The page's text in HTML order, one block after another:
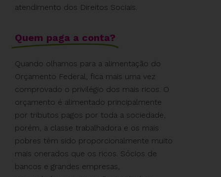
atendimento dos Direitos Sociais.
Quem paga a conta?
Quando olhamos para a alimentação do
Orçamento Federal, fica mais uma vez
comprovado o privilégio dos mais ricos. O
orçamento é alimentado principalmente
por tributos pagos por toda a sociedade,
porém, a classe trabalhadora e os mais
pobres têm sido proporcionalmente muito
mais onerados que os ricos. Sócios de
bancos e grandes empresas,